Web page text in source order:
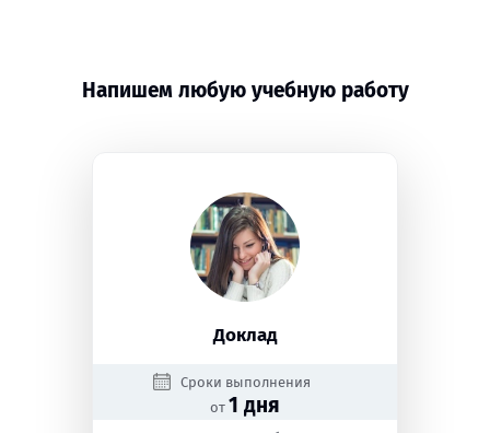
Напишем любую учебную работу
Доклад
Сроки выполнения
от 1 дня